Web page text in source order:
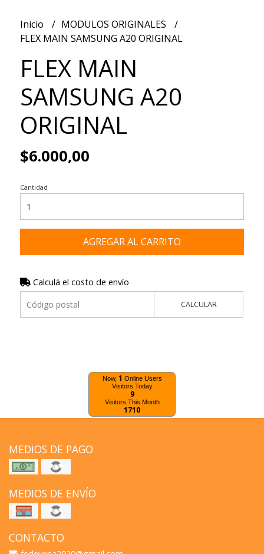
Inicio
MODULOS ORIGINALES
FLEX MAIN SAMSUNG A20 ORIGINAL
FLEX MAIN
SAMSUNG A20
ORIGINAL
$6.000,00
Cantidad
AGREGAR AL CARRITO
Calculá el costo de envío
CALCULAR
Now, 1 Online Users
Visitors Today
9
Visitors This Month
1710
MEDIOS DE PAGO
MEDIOS DE ENVÍO
CONTACTO